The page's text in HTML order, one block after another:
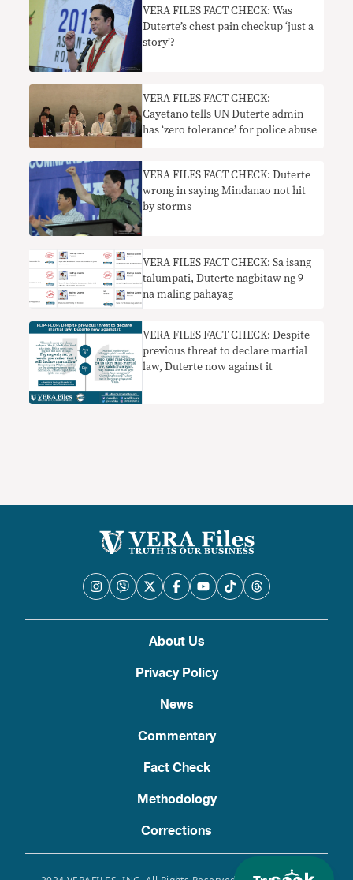
VERA FILES FACT CHECK: Was
Duterte’s chest pain checkup ‘just a
story’?
VERA FILES FACT CHECK:
Cayetano tells UN Duterte admin
has ‘zero tolerance’ for police abuse
VERA FILES FACT CHECK: Duterte
wrong in saying Mindanao not hit
by storms
VERA FILES FACT CHECK: Sa isang
talumpati, Duterte nagbitaw ng 9
na maling pahayag
VERA FILES FACT CHECK: Despite
previous threat to declare martial
law, Duterte now against it
About Us
Privacy Policy
News
Commentary
Fact Check
Methodology
Corrections